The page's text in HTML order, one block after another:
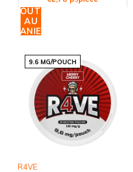
AJOUTER
AU
PANIER
9.6 MG/POUCH
R4VE